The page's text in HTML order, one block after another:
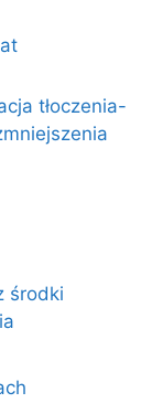
tłoczenia-
środki